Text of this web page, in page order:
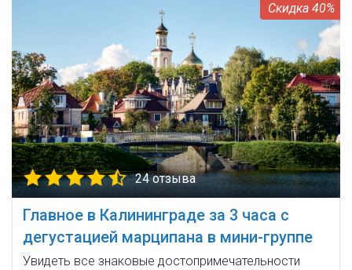
40%
24 отзыва
Главное в Калининграде за 3 часа с
дегустацией марципана в мини-группе
Увидеть все знаковые достопримечательности